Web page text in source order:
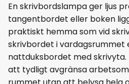
En skrivbordslampa ger ljus
tangentbordet eller boken
praktiskt hemma som vid
skrivbordet i vardagsrummet
nattduksbordet med
att tydligt avgränsa